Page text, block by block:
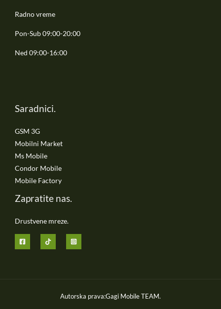
Radno vreme
Pon-Sub 09:00-20:00
Ned 09:00-16:00
Saradnici.
GSM 3G
Mobilni Market
Ms Mobile
Condor Mobile
Mobile Factory
Zapratite nas.
Drustvene mreze.
Autorska prava:Gagi Mobile TEAM.